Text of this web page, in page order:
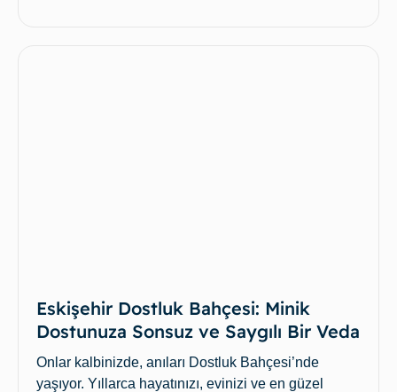
Eskişehir Dostluk Bahçesi: Minik
Dostunuza Sonsuz ve Saygılı Bir Veda
Onlar kalbinizde, anıları Dostluk Bahçesi’nde
yaşıyor. Yıllarca hayatınızı, evinizi ve en güzel